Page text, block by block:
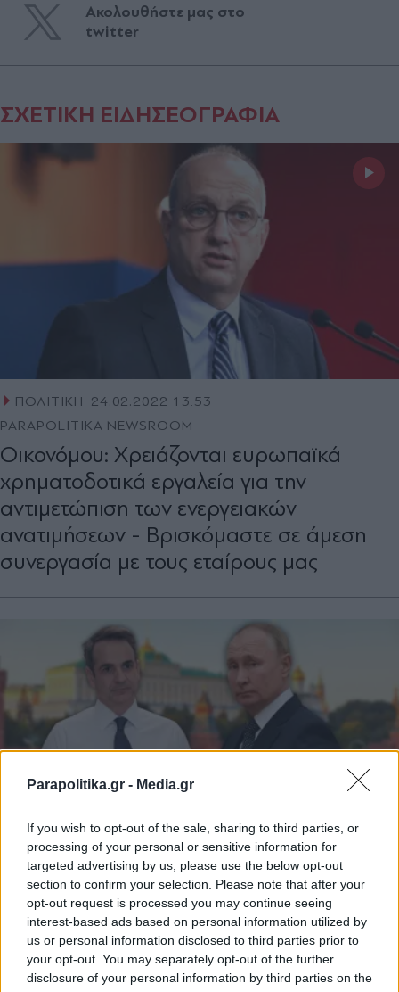
Parapolitika.gr - Media.gr
If you wish to opt-out of the sale, sharing to third parties, or
processing of your personal or sensitive information for
targeted advertising by us, please use the below opt-out
section to confirm your selection. Please note that after your
opt-out request is processed you may continue seeing
interest-based ads based on personal information utilized by
us or personal information disclosed to third parties prior to
your opt-out. You may separately opt-out of the further
disclosure of your personal information by third parties on the
Ακολουθήστε μας στο
twitter
ΣΧΕΤΙΚΗ ΕΙΔΗΣΕΟΓΡΑΦΙΑ
ΠΟΛΙΤΙΚΗ
24.02.2022 13:53
PARAPOLITIKA NEWSROOM
Οικονόμου: Χρειάζονται ευρωπαϊκά
χρηματοδοτικά εργαλεία για την
αντιμετώπιση των ενεργειακών
ανατιμήσεων - Βρισκόμαστε σε άμεση
συνεργασία με τους εταίρους μας
ΠΟΛΙΤΙΚΗ
19.11.2021 10:00
ΚΩΣΤΑΣ ΠΑΠΑΧΛΙΜΙΝΤΖΟΣ
Τη Μόσχα θα επισκεφθεί στις 8
Δεκεμβρίου ο Κυριάκος Μητσοτάκης για
συνάντηση με τον Πούτιν